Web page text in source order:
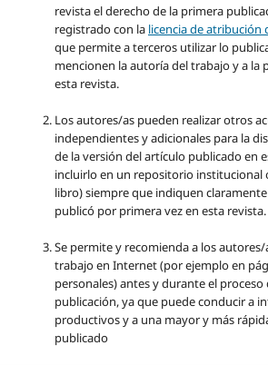
revista el derecho de la primera
registrado con la licencia de atribución
que permite a terceros utilizar lo
mencionen la autoría del trabajo y a la
esta revista.
Los autores/as pueden realizar otros
independientes y adicionales para la
de la versión del artículo publicado en
incluirlo en un repositorio institucional
libro) siempre que indiquen
publicó por primera vez en esta revista.
Se permite y recomienda a los autores/
trabajo en Internet (por ejemplo en
personales) antes y durante el proceso
publicación, ya que puede conducir a
productivos y a una mayor y más
publicado